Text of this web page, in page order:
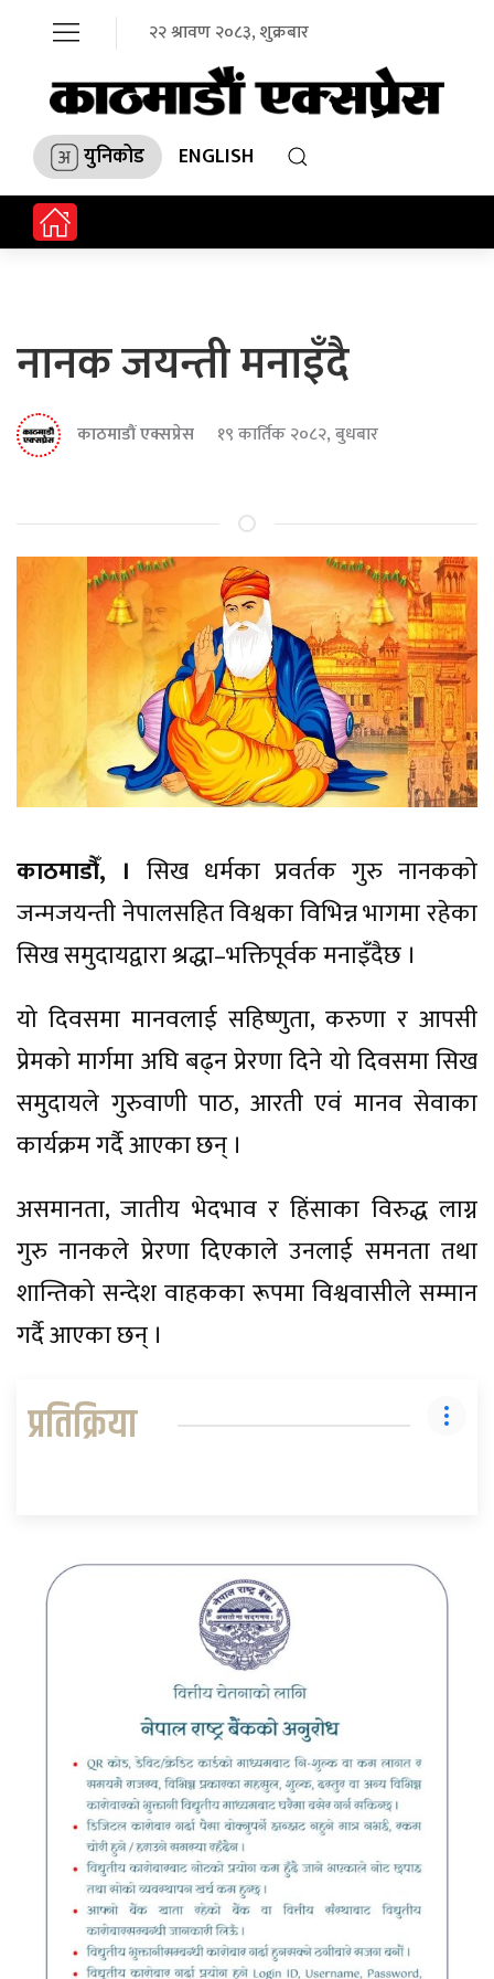
२२ श्रावण २०८३, शुक्रबार
युनिकोड ENGLISH
नानक जयन्ती मनाइँदै
काठमाडौं एक्सप्रेस १९ कार्तिक २०८२, बुधबार
काठमाडौँ, । सिख धर्मका प्रवर्तक गुरु नानकको
जन्मजयन्ती नेपालसहित विश्वका विभिन्न भागमा रहेका
सिख समुदायद्वारा श्रद्धा–भक्तिपूर्वक मनाइँदैछ ।
यो दिवसमा मानवलाई सहिष्णुता, करुणा र आपसी
प्रेमको मार्गमा अघि बढ्न प्रेरणा दिने यो दिवसमा सिख
समुदायले गुरुवाणी पाठ, आरती एवं मानव सेवाका
कार्यक्रम गर्दै आएका छन् ।
असमानता, जातीय भेदभाव र हिंसाका विरुद्ध लाग्न
गुरु नानकले प्रेरणा दिएकाले उनलाई समनता तथा
शान्तिको सन्देश वाहकका रूपमा विश्ववासीले सम्मान
गर्दै आएका छन् ।
प्रतिक्रिया